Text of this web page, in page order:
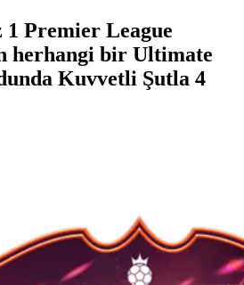
1 Premier League
herhangi bir Ultimate
Kuvvetli Şutla 4